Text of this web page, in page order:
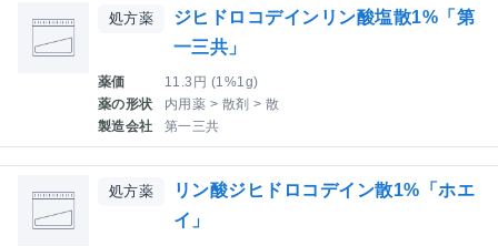
処方薬
ジヒドロコデインリン酸塩散1%「第
一三共」
薬価
11.3円 (1%1g)
薬の形状
内用薬 > 散剤 > 散
製造会社
第一三共
処方薬
リン酸ジヒドロコデイン散1%「ホエ
イ」